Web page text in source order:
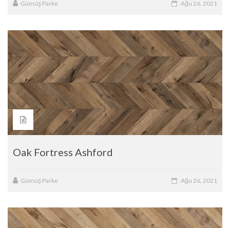
Gümüş Parke Ağu 26, 2021
Oak Fortress Ashford
Gümüş Parke Ağu 26, 2021